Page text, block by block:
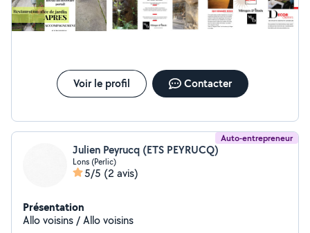
Voir le profil Contacter
Auto-entrepreneur
Julien Peyrucq (ETS PEYRUCQ)
Lons (Perlic)
5/5 (2 avis)
Présentation
Allo voisins / Allo voisins